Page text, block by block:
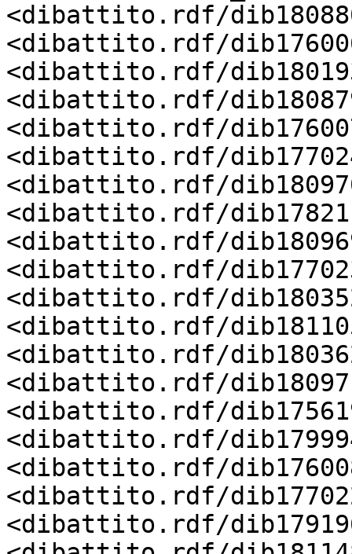
<dibattito.rdf/
<dibattito.rdf/
<dibattito.rdf/
<dibattito.rdf/
<dibattito.rdf/
<dibattito.rdf/
<dibattito.rdf/
<dibattito.rdf/
<dibattito.rdf/
<dibattito.rdf/
<dibattito.rdf/
<dibattito.rdf/
<dibattito.rdf/
<dibattito.rdf/
<dibattito.rdf/
<dibattito.rdf/
<dibattito.rdf/
<dibattito.rdf/
<dibattito.rdf/